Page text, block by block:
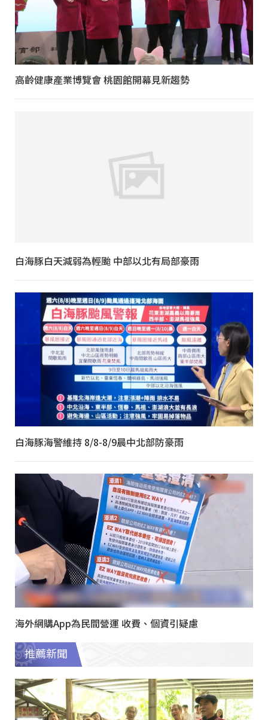
高齡健康產業博覽會 桃園館開幕見新趨勢
白海豚白天減弱為輕颱 中部以北有局部豪雨
白海豚海警維持 8/8-8/9晨中北部防豪雨
海外網購App為民間營運 收費、個資引疑慮
推薦新聞